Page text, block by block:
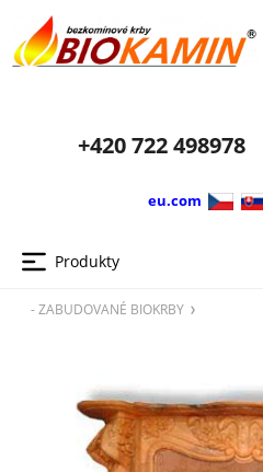
+420722 498978
eu.com
Produkty
- ZABUDOVANÉ BIOKRBY